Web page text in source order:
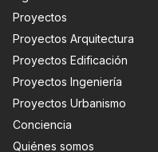
Proyectos
Proyectos Arquitectura
Proyectos Edificación
Proyectos Ingeniería
Proyectos Urbanismo
Conciencia
Quiénes somos